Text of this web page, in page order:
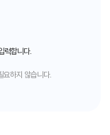
력합니다.
요하지 않습니다.